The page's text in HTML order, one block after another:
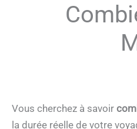
Vous cherchez à savoir
la durée réelle de votre